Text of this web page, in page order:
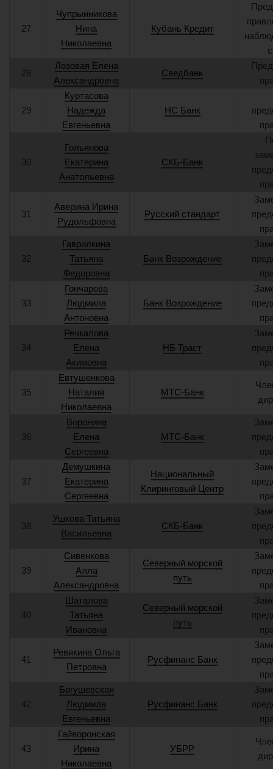
27
Чупрынникова
Нина
Николаевна
Кубань Кредит
28
Лозовая Елена
Александровна
Сведбанк
29
Куртасова
Надежда
Евгеньевна
НС Банк
30
Гольянова
Екатерина
Анатольевна
СКБ-Банк
31
Аверина Ирина
Рудольфовна
Русский стандарт
32
Гаврилкина
Татьяна
Федоровна
Банк Возрождение
33
Гончарова
Людмила
Антоновна
Банк Возрождение
34
Речкалова
Елена
Акимовна
НБ Траст
35
Евтушенкова
Наталия
Николаевна
МТС-Банк
36
Воронина
Елена
Сергеевна
МТС-Банк
37
Демушкина
Екатерина
Сергеевна
Национальный
Клиринговый Центр
38
Ушкова Татьяна
Васильевна
СКБ-Банк
39
Сивенкова
Алла
Александровна
Северный морской
путь
40
Шаталова
Татьяна
Ивановна
Северный морской
путь
41
Ревякина Ольга
Петровна
Русфинанс Банк
42
Богушевская
Людмила
Евгеньевна
Русфинанс Банк
43
Гайворонская
Ирина
Николаевна
УБРР